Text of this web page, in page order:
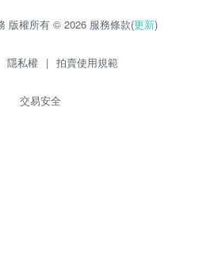
版權所有 © 2026 服務條款(更新)
隱私權 | 拍賣使用規範
交易安全